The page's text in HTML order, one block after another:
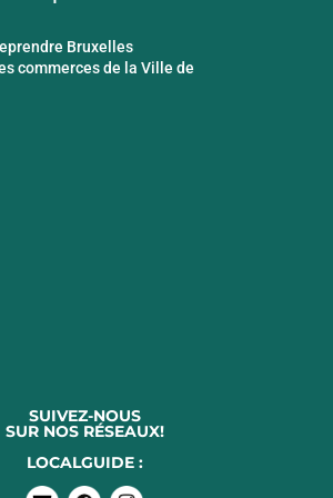
Bruxelles
commerces de la Ville de
SUIVEZ-NOUS
SUR NOS RÉSEAUX!
LOCALGUIDE :